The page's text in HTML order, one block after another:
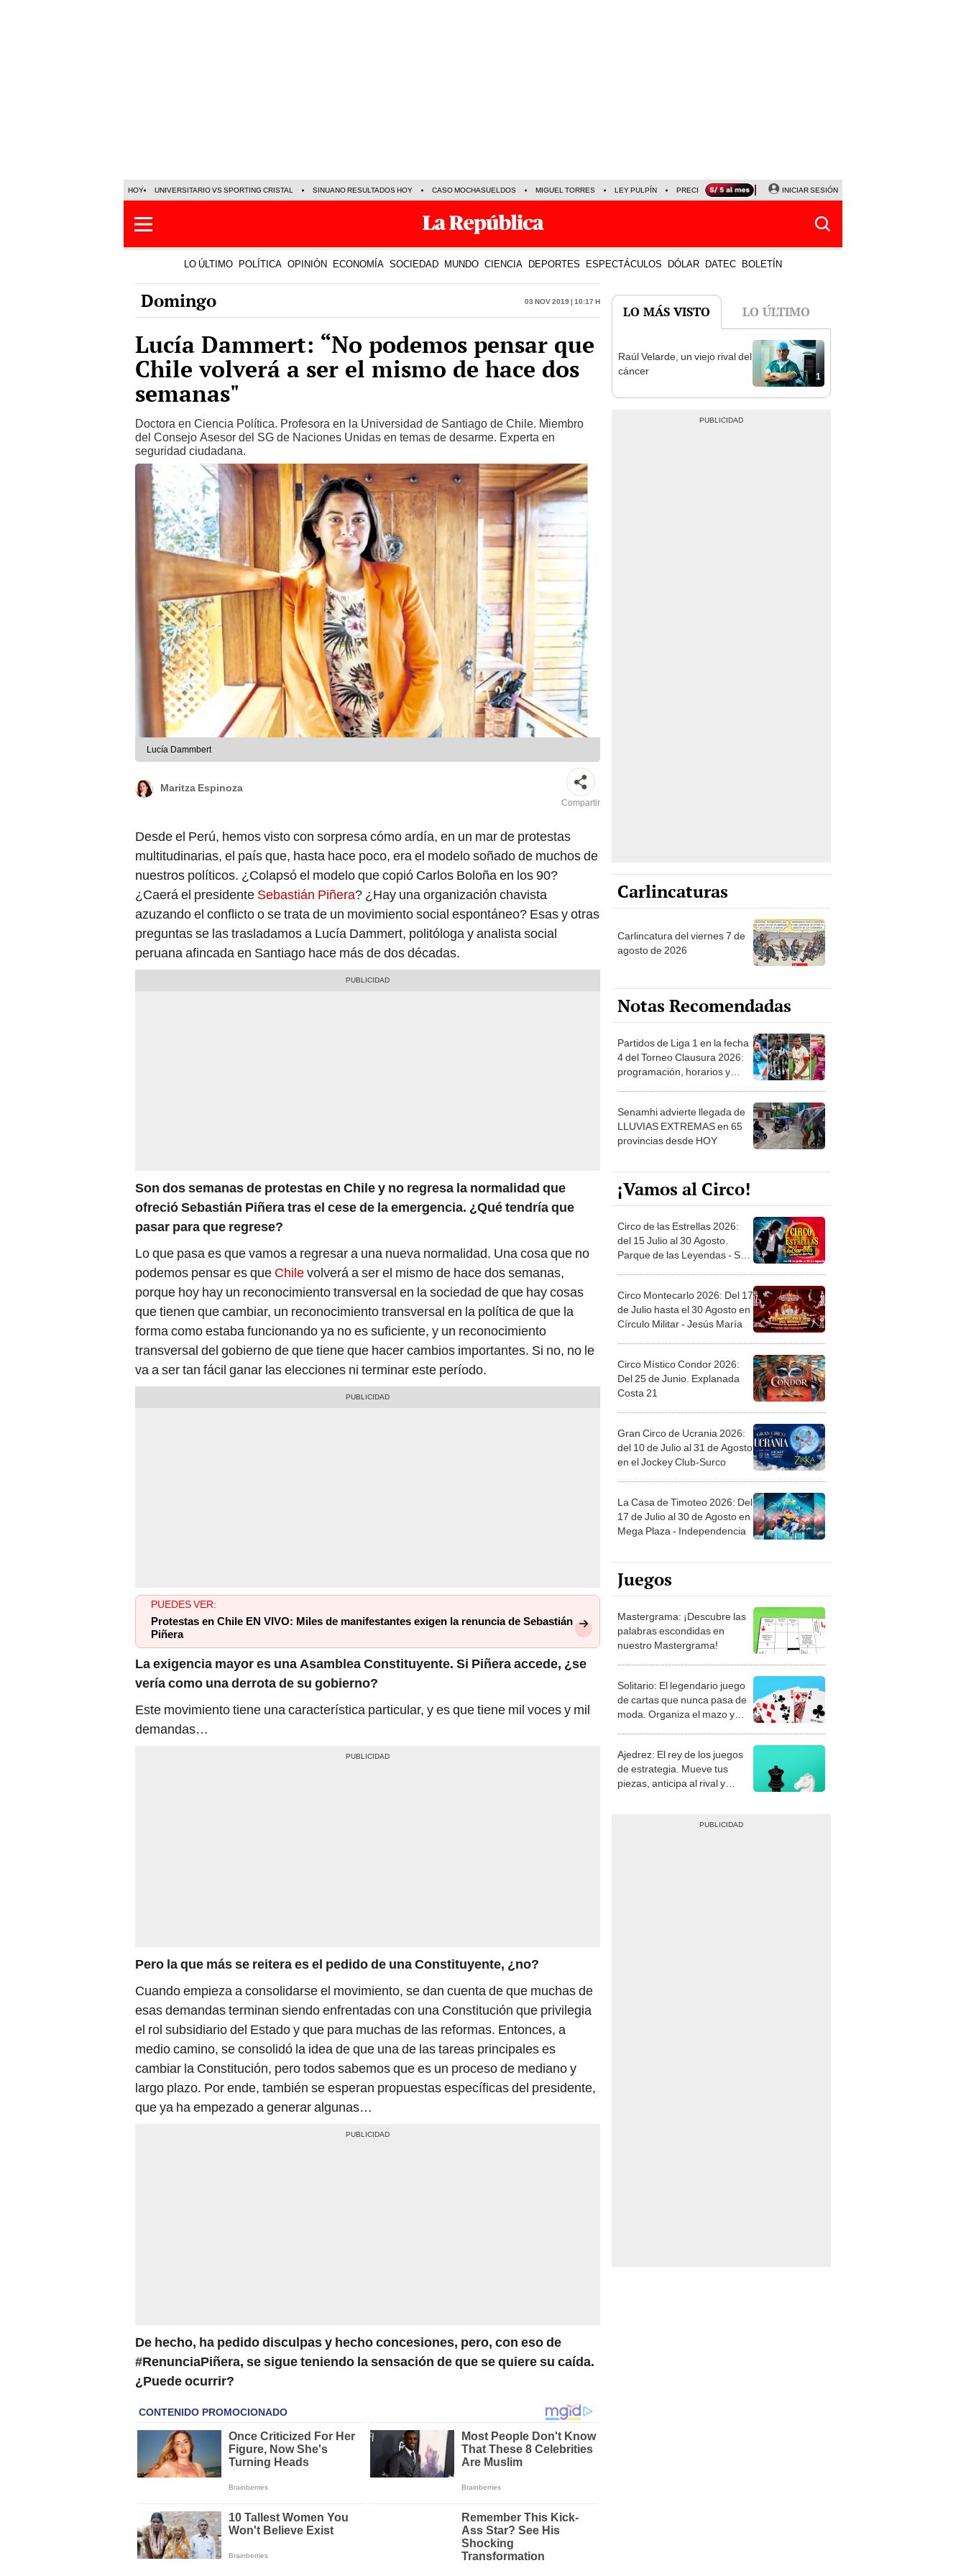
HOY UNIVERSITARIO VS SPORTING CRISTAL SINUANO RESULTADOS HOY CASO MOCHASUELDOS MIGUEL TORRES LEY PULPÍN PRECIO DEL DÓLAR CORTE DE LUZ VIERNES 7 DE AGOSTO
INICIAR SESIÓN
LO ÚLTIMO POLÍTICA OPINIÓN ECONOMÍA SOCIEDAD MUNDO CIENCIA DEPORTES ESPECTÁCULOS DÓLAR DATEC BOLETÍN
Domingo 03 Nov 2019 | 10:17 h
Lucía Dammert: “No podemos pensar que
Chile volverá a ser el mismo de hace dos
semanas"
Doctora en Ciencia Política. Profesora en la Universidad de Santiago de Chile. Miembro
del Consejo Asesor del SG de Naciones Unidas en temas de desarme. Experta en
seguridad ciudadana.
Lucía Dammbert
Maritza Espinoza
Compartir
Desde el Perú, hemos visto con sorpresa cómo ardía, en un mar de protestas
multitudinarias, el país que, hasta hace poco, era el modelo soñado de muchos de
nuestros políticos. ¿Colapsó el modelo que copió Carlos Boloña en los 90?
¿Caerá el presidente Sebastián Piñera? ¿Hay una organización chavista
azuzando el conflicto o se trata de un movimiento social espontáneo? Esas y otras
preguntas se las trasladamos a Lucía Dammert, politóloga y analista social
peruana afincada en Santiago hace más de dos décadas.
Son dos semanas de protestas en Chile y no regresa la normalidad que
ofreció Sebastián Piñera tras el cese de la emergencia. ¿Qué tendría que
pasar para que regrese?
Lo que pasa es que vamos a regresar a una nueva normalidad. Una cosa que no
podemos pensar es que Chilevolverá a ser el mismo de hace dos semanas,
porque hoy hay un reconocimiento transversal en la sociedad de que hay cosas
que tienen que cambiar, un reconocimiento transversal en la política de que la
forma como estaba funcionando ya no es suficiente, y un reconocimiento
transversal del gobierno de que tiene que hacer cambios importantes. Si no, no le
va a ser tan fácil ganar las elecciones ni terminar este período.
PUEDES VER:
Protestas en Chile EN VIVO: Miles de manifestantes exigen la renuncia de Sebastián
Piñera
La exigencia mayor es una Asamblea Constituyente. Si Piñera accede, ¿se
vería como una derrota de su gobierno?
Este movimiento tiene una característica particular, y es que tiene mil voces y mil
demandas…
Pero la que más se reitera es el pedido de una Constituyente, ¿no?
Cuando empieza a consolidarse el movimiento, se dan cuenta de que muchas de
esas demandas terminan siendo enfrentadas con una Constitución que privilegia
el rol subsidiario del Estado y que para muchas de las reformas. Entonces, a
medio camino, se consolidó la idea de que una de las tareas principales es
cambiar la Constitución, pero todos sabemos que es un proceso de mediano y
largo plazo. Por ende, también se esperan propuestas específicas del presidente,
que ya ha empezado a generar algunas…
De hecho, ha pedido disculpas y hecho concesiones, pero, con eso de
#RenunciaPiñera, se sigue teniendo la sensación de que se quiere su caída.
¿Puede ocurrir?
LO MÁS VISTO LO ÚLTIMO
1
Raúl Velarde, un viejo rival del
cáncer
Carlincaturas
Carlincatura del viernes 7 de
agosto de 2026
Notas Recomendadas
Partidos de Liga 1 en la fecha
4 del Torneo Clausura 2026:
programación, horarios y
Senamhi advierte llegada de
LLUVIAS EXTREMAS en 65
provincias desde HOY
¡Vamos al Circo!
Circo de las Estrellas 2026:
del 15 Julio al 30 Agosto.
Parque de las Leyendas - San
Circo Montecarlo 2026: Del 17
de Julio hasta el 30 Agosto en
Círculo Militar - Jesús María
Circo Místico Condor 2026:
Del 25 de Junio. Explanada
Costa 21
Gran Circo de Ucrania 2026:
del 10 de Julio al 31 de Agosto
en el Jockey Club-Surco
La Casa de Timoteo 2026: Del
17 de Julio al 30 de Agosto en
Mega Plaza - Independencia
Juegos
Mastergrama: ¡Descubre las
palabras escondidas en
nuestro Mastergrama!
Solitario: El legendario juego
de cartas que nunca pasa de
moda. Organiza el mazo y
Ajedrez: El rey de los juegos
de estrategia. Mueve tus
piezas, anticipa al rival y